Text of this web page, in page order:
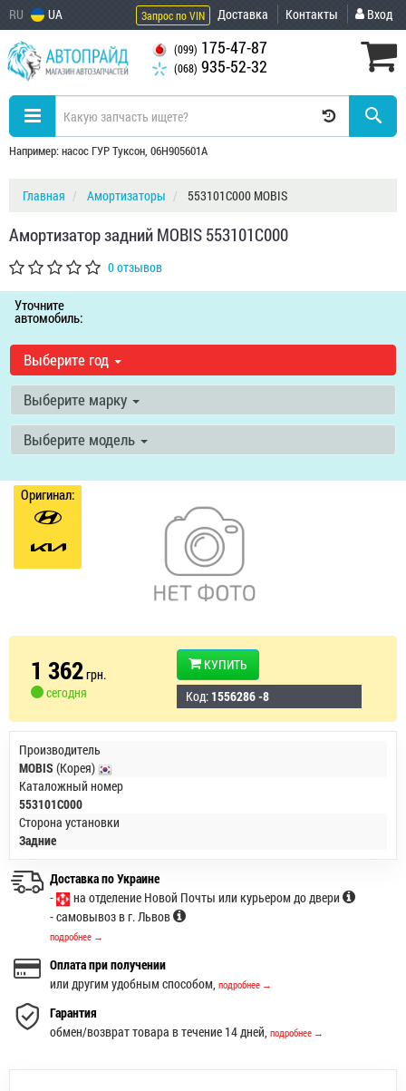
RU UA Запрос по VIN Доставка Контакты Вход
(099) 175-47-87
(068) 935-52-32
Например: насос ГУР Туксон, 06H905601A
Главная Амортизаторы 553101C000 MOBIS
Амортизатор задний MOBIS 553101C000
0 отзывов
Уточните
автомобиль:
Выберите год
Выберите марку
Выберите модель
Оригинал:
1 362грн.
сегодня
КУПИТЬ
Код: 1556286 -8
Производитель
MOBIS (Корея)
Каталожный номер
553101C000
Сторона установки
Задние
Доставка по Украине
-
на отделение Новой Почты или курьером до двери
- самовывоз в г. Львов
подробнее →
Оплата при получении
или другим удобным способом, подробнее →
Гарантия
обмен/возврат товара в течение 14 дней, подробнее →